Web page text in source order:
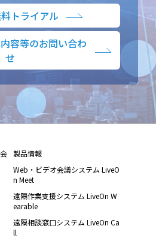
トライアル
容等のお問い合わ
せ
製品情報
Web・ビデオ会議システム LiveO
n Meet
遠隔作業支援システム LiveOn W
earable
遠隔相談窓口システム LiveOn Ca
ll